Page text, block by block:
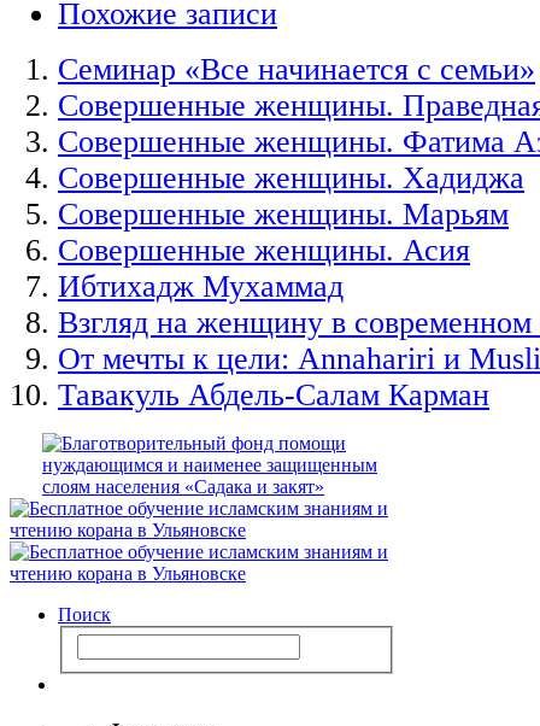
Похожие записи
Семинар «Все начинается с семьи»
Совершенные женщины.
Совершенные женщины. Фатима
Совершенные женщины. Хадиджа
Совершенные женщины. Марьям
Совершенные женщины. Асия
Ибтихадж Мухаммад
Взгляд на женщину в современном
От мечты к цели: Annahariri и
Тавакуль Абдель-Салам Карман
Поиск